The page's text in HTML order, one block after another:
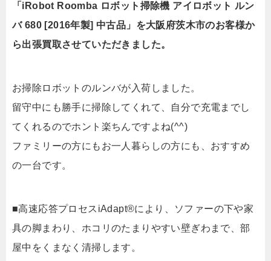
「iRobot Roomba ロボット掃除機 アイロボット ルン
バ 680 [2016年製] 中古品」を大阪府茨木市のお客様か
ら出張買取させていただきました。
お掃除ロボットのルンバが入荷しました。
留守中にも勝手に掃除してくれて、自分で充電までし
てくれるのでホント楽ちんですよね(^^)
ファミリーの方にもお一人暮らしの方にも、おすすめ
の一台です。
■高速応答プロセスiAdapt®により、ソファーの下や家
具の脚まわり、ホコリのたまりやすい壁ぎわまで、部
屋中をくまなく清掃します。